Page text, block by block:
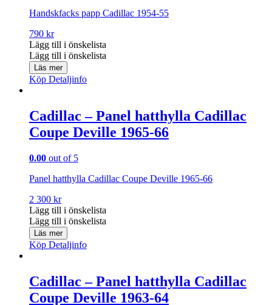
Handskfacks papp Cadillac 1954-55
790 kr
Lägg till i önskelista
Lägg till i önskelista
Läs mer
Köp Detaljinfo
Cadillac – Panel hatthylla Cadillac
Coupe Deville 1965-66
0.00 out of 5
Panel hatthylla Cadillac Coupe Deville 1965-66
2 300 kr
Lägg till i önskelista
Lägg till i önskelista
Läs mer
Köp Detaljinfo
Cadillac – Panel hatthylla Cadillac
Coupe Deville 1963-64